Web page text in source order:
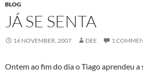
BLOG
JÁ SE SENTA
16 NOVEMBER, 2007 DEE 1
Ontem ao fim do dia o Tiago aprendeu a